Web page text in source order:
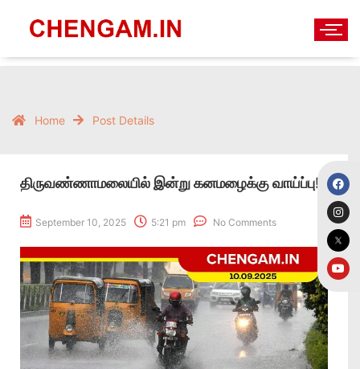
Home Post Details
திருவண்ணாமலையில் இன்று கனமழைக்கு வாய்ப்பு!!
September 10, 2025 5:21 pm No Comments